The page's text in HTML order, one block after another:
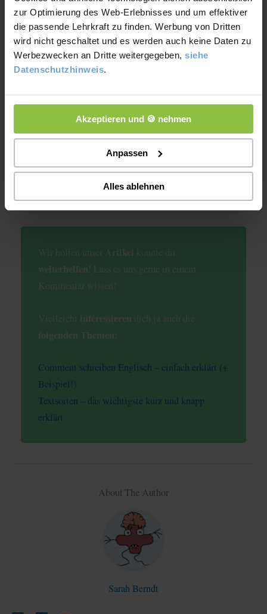
zur Optimierung des Web-Erlebnisses und um effektiver
die passende Lehrkraft zu finden. Werbung von Dritten
wird nicht geschaltet und es werden auch keine Daten zu
Werbezwecken an Dritte weitergegeben, siehe
Datenschutzhinweis.
Akzeptieren und 🍪 nehmen
Anpassen
Alles ablehnen
Daher bin ich der Meinung, dass…
Meiner Meinung nach…
Ich vertrete die Meinung, dass…
Ich stimme [dem Argument / der
Ich stimme [dem Argument / der
Aussage / etc.] nicht zu.
Wir hoffen unser Artikel konnte dir
weiterhelfen ! Lass es uns gerne in einem
Kommentar wissen!
Vielleicht interessieren dich ja auch die
folgenden Themen:
Comment schreiben Englisch – einfach erklärt (+
Beispiel!)
Textsorten – das wichtigste kurz und knapp
erklärt
About The Author
Sarah Berndt